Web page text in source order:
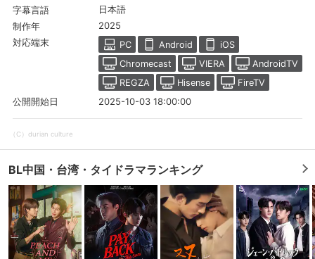
字幕言語 日本語
制作年 2025
対応端末 PC Android
iOS
Chromecast
VIERA
AndroidTV
REGZA
Hisense
FireTV
公開開始日
2025-10-03 18:00:00
（C）durian culture
BL中国・台湾・タイドラマランキング